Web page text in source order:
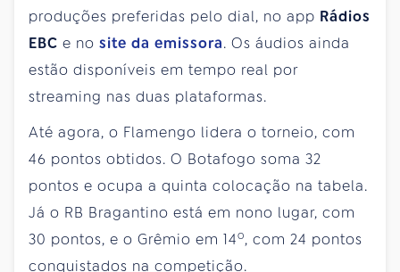
produções preferidas pelo dial, no app Rádios
EBC e no site da emissora. Os áudios ainda
estão disponíveis em tempo real por
streaming nas duas plataformas.
Até agora, o Flamengo lidera o torneio, com
46 pontos obtidos. O Botafogo soma 32
pontos e ocupa a quinta colocação na tabela.
Já o RB Bragantino está em nono lugar, com
30 pontos, e o Grêmio em 14o, com 24 pontos
conquistados na competição.